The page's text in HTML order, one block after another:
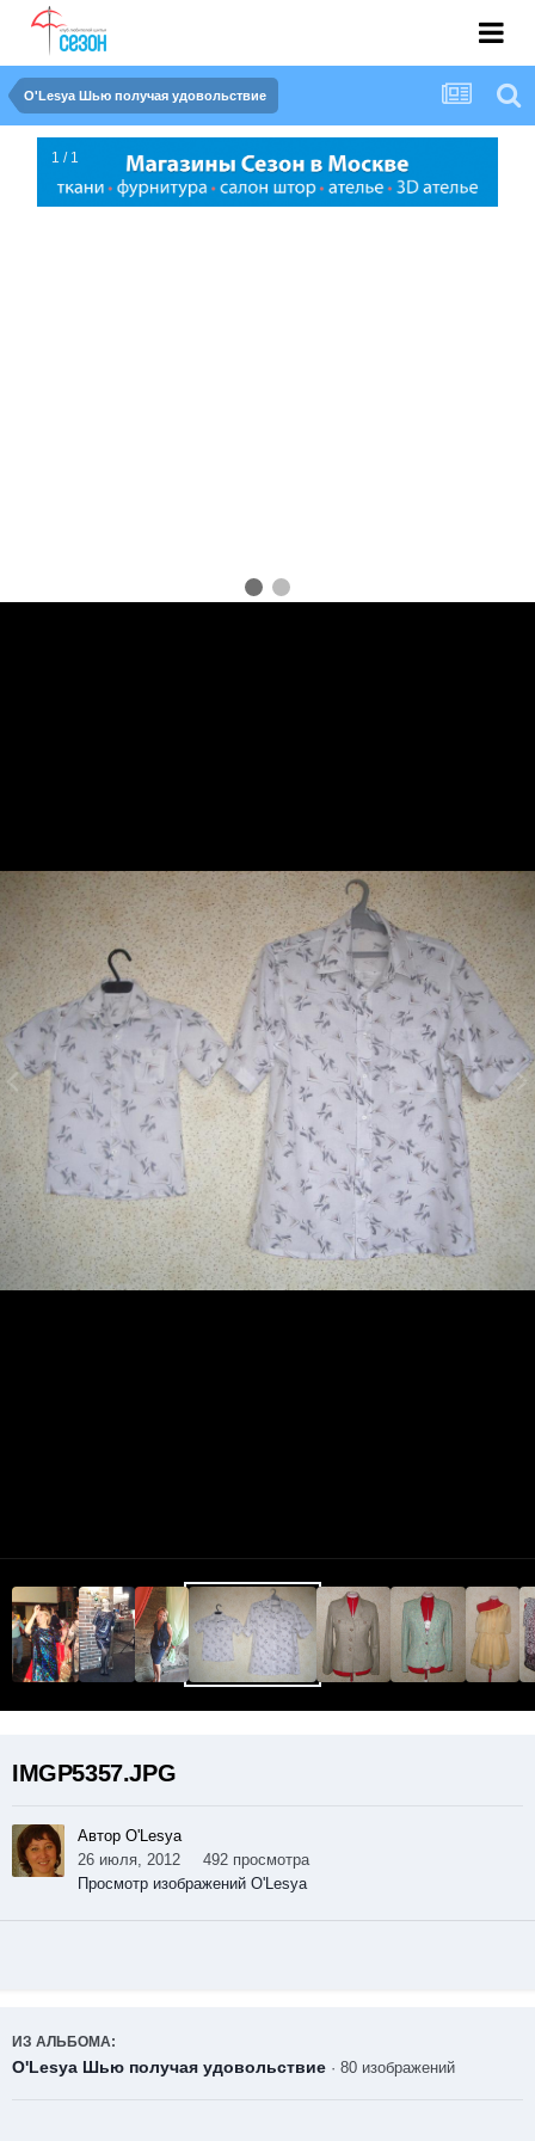
O'Lesya Шью получая удовольствие
1 / 1
IMGP5357.JPG
Автор O'Lesya
26 июля, 2012
492 просмотра
Просмотр изображений O'Lesya
ИЗ АЛЬБОМА:
O'Lesya Шью получая удовольствие · 80 изображений